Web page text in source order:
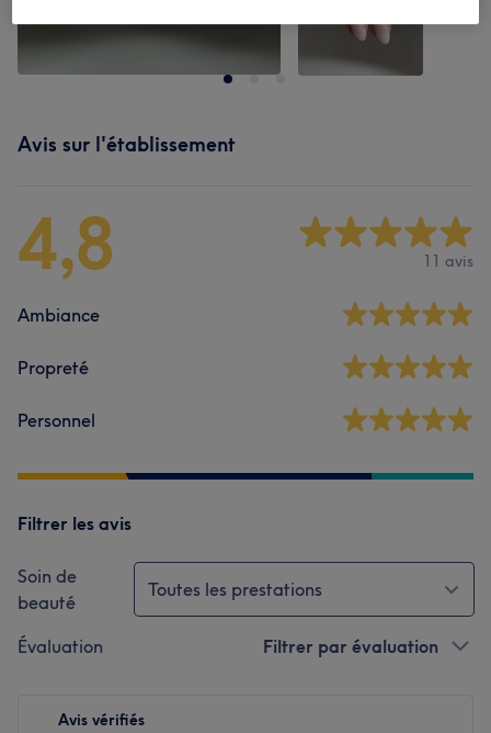
Avis sur l'établissement
4,8 11 avis
Ambiance
Propreté
Personnel
Filtrer les avis
Soin de
beauté
Toutes les prestations
Évaluation Filtrer par évaluation
Avis vérifiés